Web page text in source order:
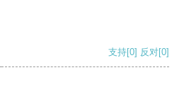
支持[0] 反对[0]